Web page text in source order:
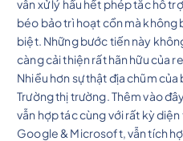
vẫn xử lý hầu hết phép tắc hỗ
béo bảo trì hoạt cồn mà không
biệt. Những bước tiến này
càng cải thiện rất hãn hữu của
Nhiều hơn sự thật địa chũm
Trường thị trường. Thêm vào
vẫn hợp tác cùng với rất kỳ
Google & Microsoft, vẫn tích